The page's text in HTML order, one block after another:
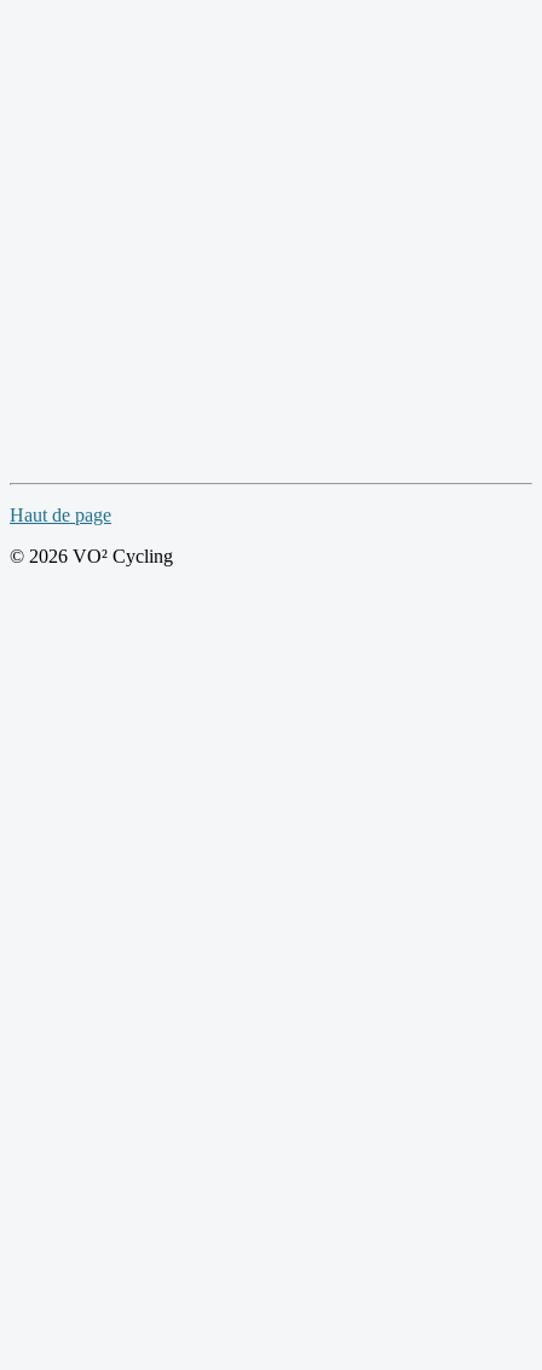
Haut de page
© 2026 VO² Cycling